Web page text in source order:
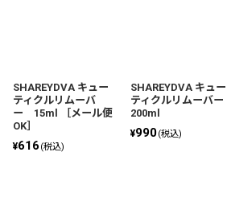
絞り込む
SHAREYDVA キュー
ティクルリムーバ
ー 15ml ［メール便
OK］
¥616 (税込)
SHAREYDVA キュー
ティクルリムーバー
200ml
¥990(税込)